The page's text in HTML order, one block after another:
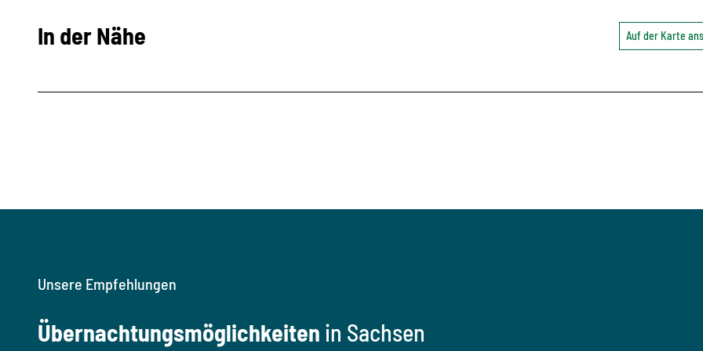
In der Nähe Auf der Karte
Unsere Empfehlungen
Übernachtungsmöglichkeiten in Sachsen